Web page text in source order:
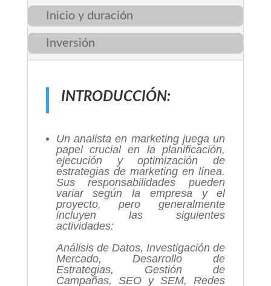
Inicio y duración
Inversión
INTRODUCCIÓN:
Un analista en marketing juega un
papel crucial en la planificación,
ejecución y optimización de
estrategias de marketing en línea.
Sus responsabilidades pueden
variar según la empresa y el
proyecto, pero generalmente
incluyen las siguientes
actividades:
Análisis de Datos, Investigación de
Mercado, Desarrollo de
Estrategias, Gestión de
Campañas, SEO y SEM, Redes